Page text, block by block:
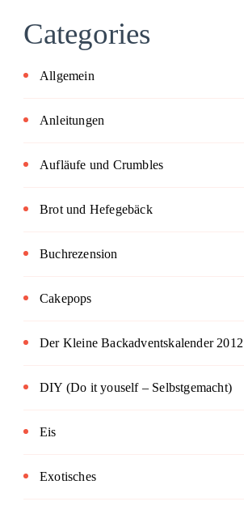
Categories
Allgemein
Anleitungen
Aufläufe und Crumbles
Brot und Hefegebäck
Buchrezension
Cakepops
Der Kleine Backadventskalender 2012
DIY (Do it youself – Selbstgemacht)
Eis
Exotisches